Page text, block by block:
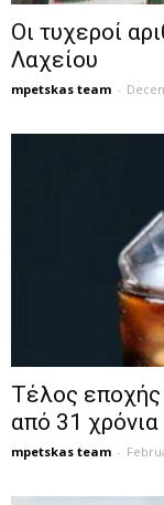
Οι τυχεροί
Λαχείου
mpetskas team -
Τέλος εποχής
από 31 χρόνια
mpetskas team -